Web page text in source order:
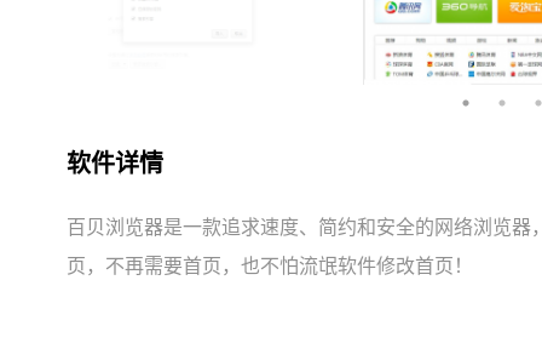
软件详情
百贝浏览器是一款追求速度、简约和安全的网络浏览
页，不再需要首页，也不怕流氓软件修改首页！